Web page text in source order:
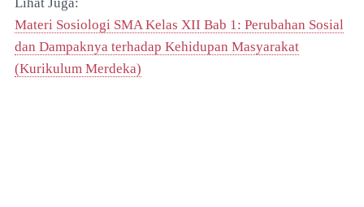
Materi Sosiologi SMA Kelas XII Bab 1: Perubahan Sosial
dan Dampaknya terhadap Kehidupan Masyarakat
(Kurikulum Merdeka)